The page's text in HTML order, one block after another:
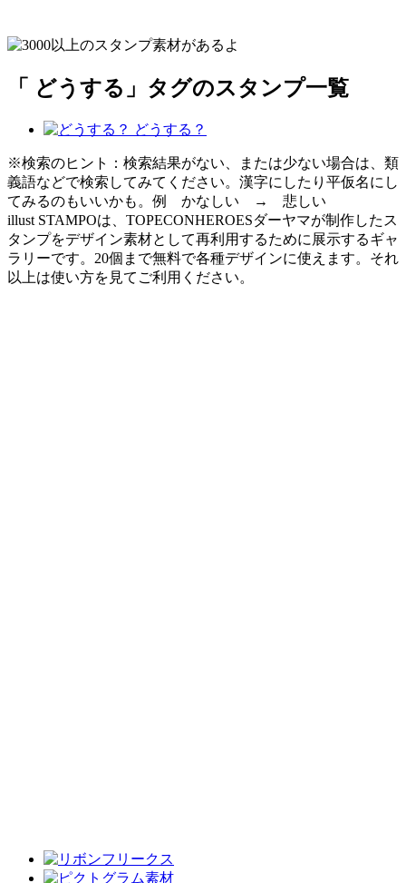
「 どうする」タグのスタンプ一覧
どうする？
※検索のヒント：検索結果がない、または少ない場合は、類
義語などで検索してみてください。漢字にしたり平仮名にし
てみるのもいいかも。例 かなしい → 悲しい
illust STAMPOは、TOPECONHEROESダーヤマが制作したス
タンプをデザイン素材として再利用するために展示するギャ
ラリーです。20個まで無料で各種デザインに使えます。それ
以上は使い方を見てご利用ください。